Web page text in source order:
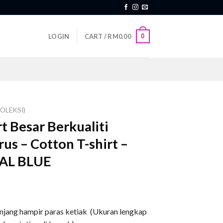
LOGIN CART /RM0.00 0
Besar Berkualiti
– Cotton T-shirt –
BLUE
hampir paras ketiak (Ukuran lengkap